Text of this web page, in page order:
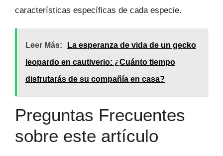
características específicas de cada especie.
Leer Más:
La esperanza de vida de un gecko
leopardo en cautiverio: ¿Cuánto tiempo
disfrutarás de su compañía en casa?
Preguntas Frecuentes
sobre este artículo